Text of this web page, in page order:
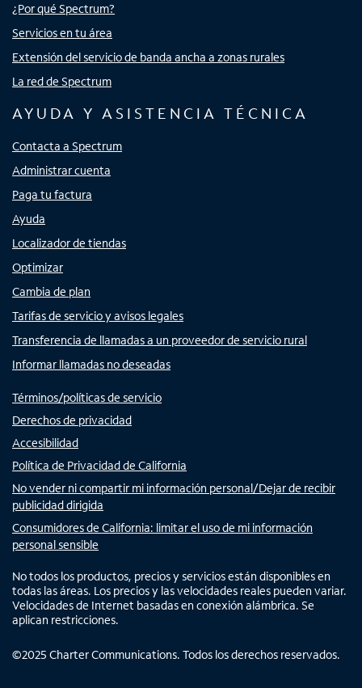
¿Por qué Spectrum?
Servicios en tu área
Extensión del servicio de banda ancha a zonas rurales
La red de Spectrum
AYUDA Y ASISTENCIA TÉCNICA
Contacta a Spectrum
Administrar cuenta
Paga tu factura
Ayuda
Localizador de tiendas
Optimizar
Cambia de plan
Tarifas de servicio y avisos legales
Transferencia de llamadas a un proveedor de servicio rural
Informar llamadas no deseadas
Términos/políticas de servicio
Derechos de privacidad
Accesibilidad
Política de Privacidad de California
No vender ni compartir mi información personal/Dejar de recibir
publicidad dirigida
Consumidores de California: limitar el uso de mi información
personal sensible
No todos los productos, precios y servicios están disponibles en
todas las áreas. Los precios y las velocidades reales pueden variar.
Velocidades de Internet basadas en conexión alámbrica. Se
aplican restricciones.
©2025 Charter Communications. Todos los derechos reservados.